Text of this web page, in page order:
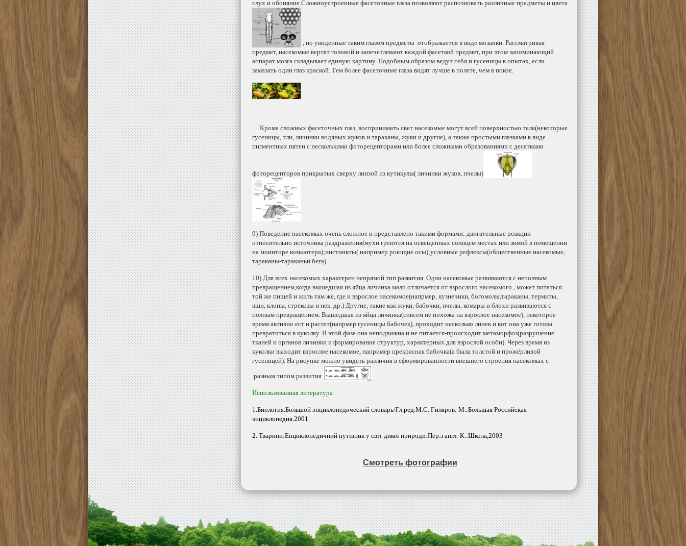
слух и обоняние.Сложноустроенные фасеточные глаза позволяют распозновать различные предметы и цвета
, но увиденные таким глазом предметы отображается в виде мозаики. Рассматривая
предмет, насекомые вертят головой и запечетлевают каждой фасеткой предмет, при этом запоминающий
аппарат мозга складывает единую картину. Подобным образом ведут себя и гусеницы в опытах, если
замазать один глаз краской. Тем более фасеточные глаза видят лучше в полете, чем в покое.
Кроме сложных фасеточных глаз, воспринимать свет насекомые могут всей поверхностью тела(некоторые
гусеницы, тли, личинки водяных жуков и тараканы, жуки и другие), а также простыми глазками в виде
пигментных пятен с несколькими фоторецепторами или более сложными образованиями с десятками
фоторецепторов прикрытых сверху линзой из кутикулы( личинки жуков, пчелы)
9) Поведение насекомых очень сложное и представлено такими формами: двигательные реакции
относительно источника раздражения(мухи греются на освещенных солнцем местах или зимой в помещении
на мониторе комьютера);инстинкты( например роющие осы);условные рефлексы(общественные насекомые,
тараканы-тараканьи бега).
10) Для всех насекомых характерен непрямой тип развития. Одни насекомые развиваются с неполным
превращением,когда вышедшая из яйца личинка мало отличается от взрослого насекомого , может питаться
той же пищей и жить там же, где и взрослое насекомое(напрмер, кузнечики, богомолы,тараканы, термиты,
вши, клопы, стрекозы и нек. др.) Другие, такие как жуки, бабочки, пчелы, комары и блохи развиваются с
полным превращением. Вышедшая из яйца личинка(совсем не похожа на взрослое насекомое), некоторое
время активно ест и растет(напрмер гусеницы бабочек), проходит несколько линек и вот она уже готова
превратиться в куколку. В этой фазе она неподвижна и не питается-происходит метаморфоз(разрушение
тканей и органов личинки и формирование структур, характерных для взрослой особи). Через время из
куколки выходит взрослое насекомое, например прекрасная бабочка(а была толстой и прожёрливой
гусеницей). На рисунке можно увидеть различия в сформированности внешнего строения насекомых с
разным типом развития
Использованная литература
1.Биология.Большой энциклопедический словарь/Гл.ред.М.С. Гиляров.-М.:Большая Российская
энциклопедия.2001
2. Тварини:Енциклопедичний путівник у світ дикої природи:Пер.з англ.-К.:Школа,2003
Смотреть фотографии